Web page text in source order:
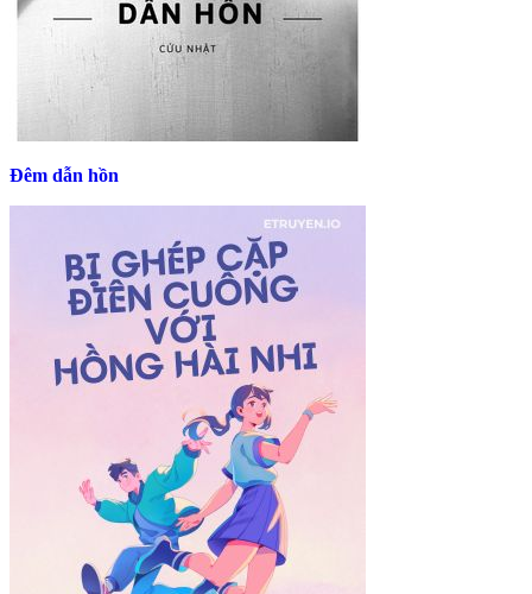
Đêm dẫn hồn